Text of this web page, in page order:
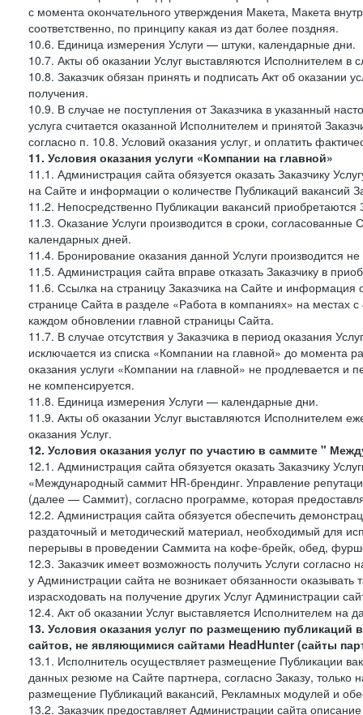
с момента окончательного утверждения Макета, Макета
соответственно, по принципу какая из дат более поздняя.
10.6. Единица измерения Услуги — штуки, календарные дни.
10.7. Акты об оказании Услуг выставляются Исполнителем в
10.8. Заказчик обязан принять и подписать Акт об оказании
получения.
10.9. В случае не поступления от Заказчика в указанный
услуга считается оказанной Исполнителем и принятой
согласно п. 10.8. Условий оказания услуг, и оплатить
11. Условия оказания услуги «Компании на главной»
11.1. Администрация сайта обязуется оказать Заказчику
на Сайте и информации о количестве Публикаций вакансий
11.2. Непосредственно Публикации вакансий приобретаются
11.3. Оказание Услуги производится в сроки,
календарных дней.
11.4. Бронирование оказания данной Услуги производится
11.5. Администрация сайта вправе отказать Заказчику в
11.6. Ссылка на страницу Заказчика на Сайте и информация
странице Сайта в разделе «Работа в компаниях» на
каждом обновлении главной страницы Сайта.
11.7. В случае отсутствия у Заказчика в период оказания
исключается из списка «Компании на главной» до момента
оказания услуги «Компании на главной» не продлевается и
не компенсируется.
11.8. Единица измерения Услуги — календарные дни.
11.9. Акты об оказании Услуг выставляются Исполнителем
оказания Услуг.
12. Условия оказания услуг по участию в саммите "
12.1. Администрация сайта обязуется оказать Заказчику
«Международный саммит HR-брендинг. Управление
(далее — Саммит), согласно программе, которая
12.2. Администрация сайта обязуется обеспечить
раздаточный и методический материал, необходимый для
перерывы в проведении Саммита на кофе-брейк, обед,
12.3. Заказчик имеет возможность получить Услуги
у Администрации сайта не возникает обязанности
израсходовать на получение других Услуг Администрации
12.4. Акт об оказании Услуг выставляется Исполнителем на
13. Условия оказания услуг по размещению
сайтов, не являющимися сайтами HeadHunter (сайты
13.1. Исполнитель осуществляет размещение Публикации
данных резюме на Сайте партнера, согласно Заказу, только
размещение Публикаций вакансий, Рекламных модулей и
13.2. Заказчик предоставляет Администрации сайта